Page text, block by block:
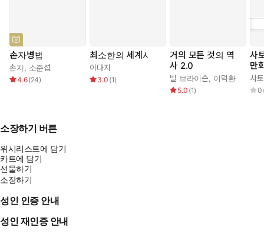
손자병법
손자, 소준섭
4.6(24)
최소한의 세계사
이다지
3.0 (1)
거의 모든 것의 역
사 2.0
빌 브라이슨, 이덕환
5.0 (1)
사
만
세
사
0
소장하기 버튼
위시리스트에 담기
카트에 담기
선물하기
소장하기
성인 인증 안내
성인 재인증 안내